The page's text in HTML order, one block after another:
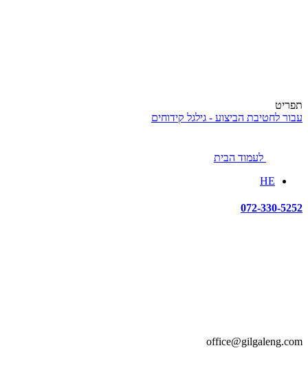
תפריט
עבור לחטיבת הביצוע - גילגל קידוחים
לעמוד הבית
HE
072-330-5252
office@gilgaleng.com